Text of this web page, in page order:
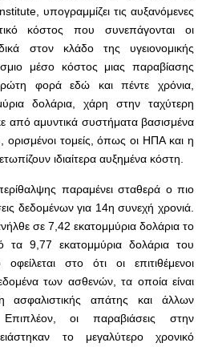
υπογραμμίζει τις αυξανόμενες
κόστος που συνεπάγονται οι
στον κλάδο της υγειονομικής
μέσο κόστος μιας παραβίασης
φορά εδώ και πέντε χρόνια,
δολάρια, χάρη στην ταχύτερη
από αμυντικά συστήματα βασισμένα
τομείς, όπως οι ΗΠΑ και η
ιδιαίτερα αυξημένα κόστη.
παραμένει σταθερά ο πιο
δεδομένων για 14η συνεχή χρονιά.
σε 7,42 εκατομμύρια δολάρια το
9,77 εκατομμύρια δολάρια του
στο ότι οι επιτιθέμενοι
των ασθενών, τα οποία είναι
ασφαλιστικής απάτης και άλλων
Επιπλέον, οι παραβιάσεις στην
το μεγαλύτερο χρονικό